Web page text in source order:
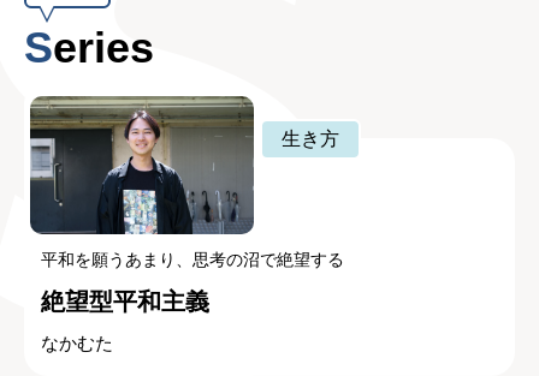
Series
生き方
平和を願うあまり、思考の沼で絶望する
絶望型平和主義
なかむた